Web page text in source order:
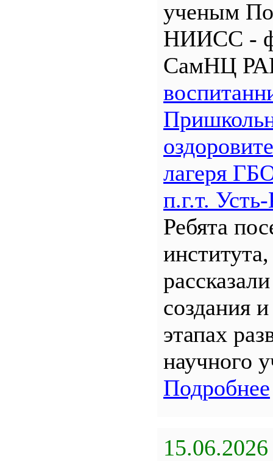
ученым
НИИСС -
СамНЦ
лагеря
п.г.т.
Ребята
создания
этапах
научного
Подробнее
15.06.2026